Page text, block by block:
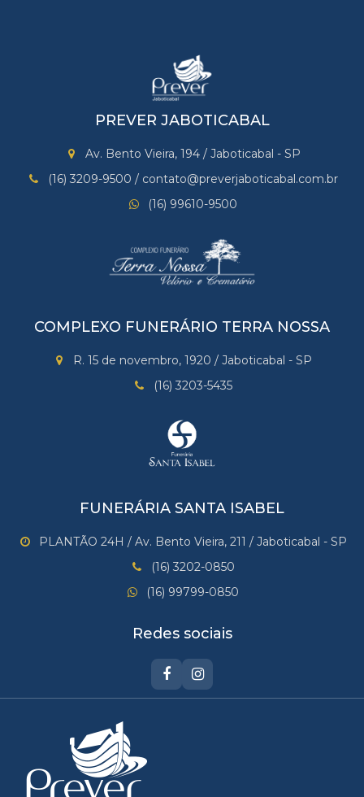
PREVER JABOTICABAL
Av. Bento Vieira, 194 / Jaboticabal - SP
(16) 3209-9500 / contato@preverjaboticabal.com.br
(16) 99610-9500
COMPLEXO FUNERÁRIO TERRA NOSSA
R. 15 de novembro, 1920 / Jaboticabal - SP
(16) 3203-5435
FUNERÁRIA SANTA ISABEL
PLANTÃO 24H / Av. Bento Vieira, 211 / Jaboticabal - SP
(16) 3202-0850
(16) 99799-0850
Redes sociais